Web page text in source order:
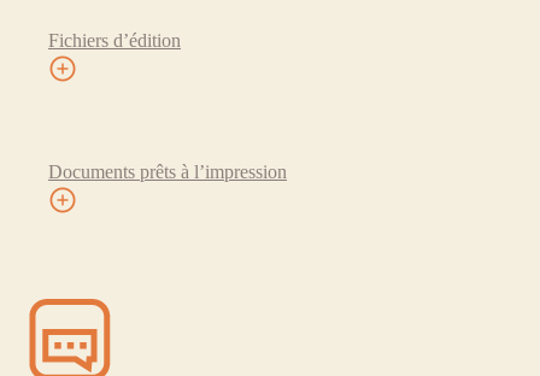
Fichiers d’édition
Documents prêts à l’impression